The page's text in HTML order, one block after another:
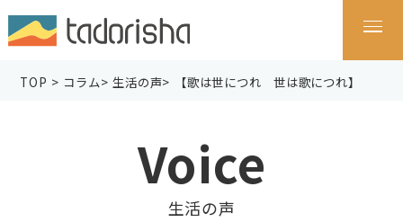
TOP > コラム> 生活の声> 【歌は世につれ 世は歌につれ】
Voice
生活の声